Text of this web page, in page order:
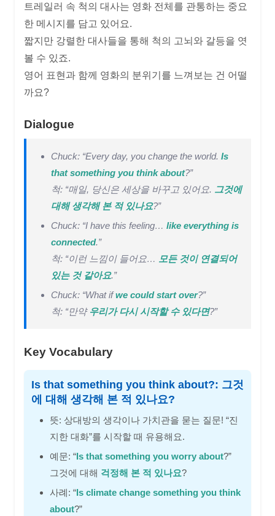
트레일러 속 척의 대사는 영화 전체를 관통하는 중요
한 메시지를 담고 있어요.
짧지만 강렬한 대사들을 통해 척의 고뇌와 갈등을 엿
볼 수 있죠.
영어 표현과 함께 영화의 분위기를 느껴보는 건 어떨
까요?
Dialogue
Chuck: “Every day, you change the world. Is
that something you think about?”
척: “매일, 당신은 세상을 바꾸고 있어요. 그것에
대해 생각해 본 적 있나요?”
Chuck: “I have this feeling… like everything is
connected.”
척: “이런 느낌이 들어요… 모든 것이 연결되어
있는 것 같아요.”
Chuck: “What ifwe could start over?”
척: “만약 우리가 다시 시작할 수 있다면?”
Key Vocabulary
Is that something you think about?: 그것
에 대해 생각해 본 적 있나요?
뜻: 상대방의 생각이나 가치관을 묻는 질문! “진
지한 대화”를 시작할 때 유용해요.
예문: “Is that something you worry about?”
그것에 대해 걱정해 본 적 있나요?
사례: “Is climate change something you think
about?”